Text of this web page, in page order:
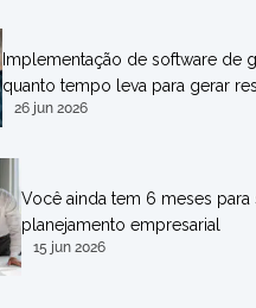
Implementação de software de
quanto tempo leva para gerar
26 jun 2026
Você ainda tem 6 meses para
planejamento empresarial
15 jun 2026